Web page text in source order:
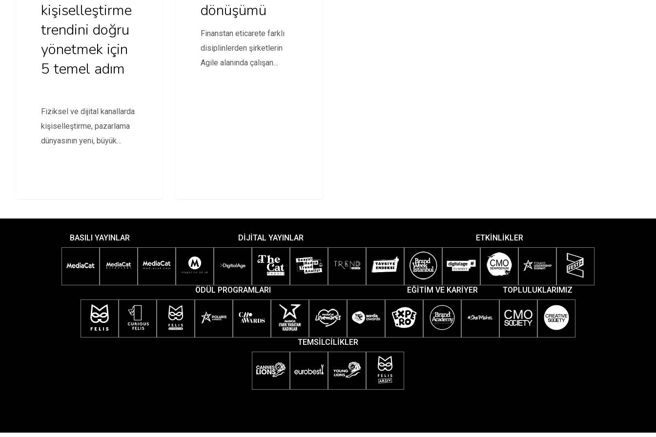
kişiselleştirme
trendini doğru
yönetmek için
5 temel adım
Fiziksel ve dijital kanallarda
kişiselleştirme, pazarlama
dünyasının yeni, büyük
dönüşümü
Finanstan eticarete farklı
disiplinlerden şirketlerin
Agile alanında çalışan
BASILI YAYINLAR DİJİTAL YAYINLAR ETKİNLİKLER
ÖDÜL PROGRAMLARI EĞİTİM VE KARİYER TOPLULUKLARIMIZ
TEMSİLCİLİKLER